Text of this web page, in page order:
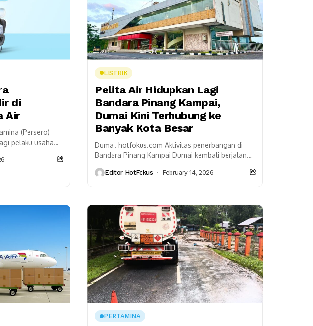
di
Air
(Persero)
pelaku usaha
produk-
LISTRIK
Pelita Air Hidupkan Lagi
Bandara Pinang Kampai,
Dumai Kini Terhubung ke
Banyak Kota Besar
Dumai, hotfokus.com Aktivitas penerbangan di
Bandara Pinang Kampai Dumai kembali berjalan
reaktivasi operasionalnya. Kebangkitan bandara
Editor HotFokus February 14, 2026
PERTAMINA